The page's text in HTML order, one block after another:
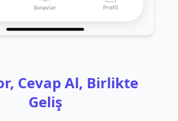
Cevap Al, Birlikte
Geliş